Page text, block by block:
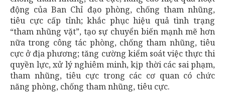
động của Ban Chỉ đạo phòng, chống tham nhũng,
tiêu cực cấp tỉnh; khắc phục hiệu quả tình trạng
“tham nhũng vặt”, tạo sự chuyển biến mạnh mẽ hơn
nữa trong công tác phòng, chống tham nhũng, tiêu
cực ở địa phương; tăng cường kiểm soát việc thực thi
quyền lực, xử lý nghiêm minh, kịp thời các sai phạm,
tham nhũng, tiêu cực trong các cơ quan có chức
năng phòng, chống tham nhũng, tiêu cực.